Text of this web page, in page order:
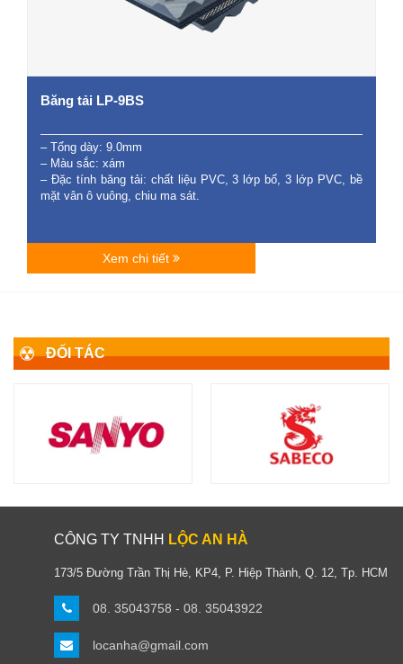
Băng tải LP-9BS
– Tổng dày: 9.0mm
– Màu sắc: xám
– Đặc tính băng tải: chất liệu PVC, 3 lớp bố, 3 lớp PVC, bề
mặt vân ô vuông, chiu ma sát.
Xem chi tiết
ĐỐI TÁC
CÔNG TY TNHH LỘC AN HÀ
173/5 Đường Trần Thị Hè, KP4, P. Hiệp Thành, Q. 12, Tp. HCM
08. 35043758 - 08. 35043922
locanha@gmail.com